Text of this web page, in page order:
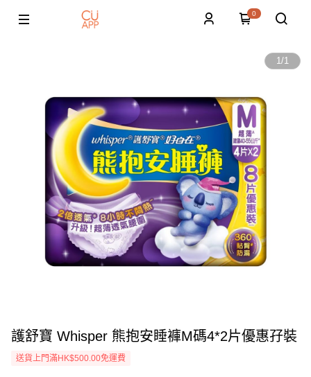
0
1/1
護舒寶 Whisper 熊抱安睡褲M碼4*2片優惠孖裝
送貨上門滿HK$500.00免運費